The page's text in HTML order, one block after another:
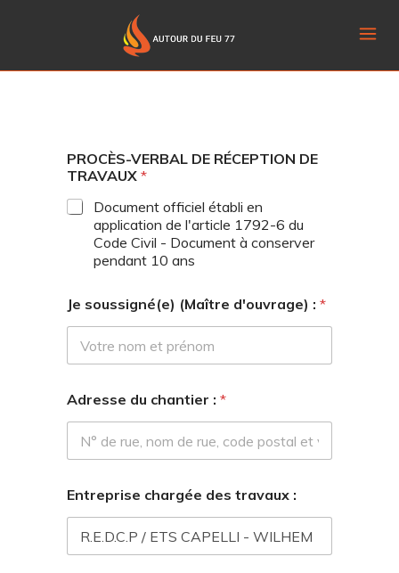
PROCÈS-VERBAL DE RÉCEPTION DE
TRAVAUX *
Document officiel établi en
application de l'article 1792-6 du
Code Civil - Document à conserver
pendant 10 ans
Je soussigné(e) (Maître d'ouvrage) : *
Adresse du chantier : *
é
s
r
Entreprise chargée des travaux :